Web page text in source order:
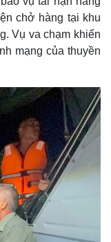
chở hàng tại khu
Vụ va chạm khiến
mạng của thuyền